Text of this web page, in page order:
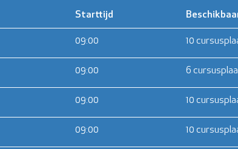
Starttijd
09:00 10
09:00 6
09:00 10
09:00 10